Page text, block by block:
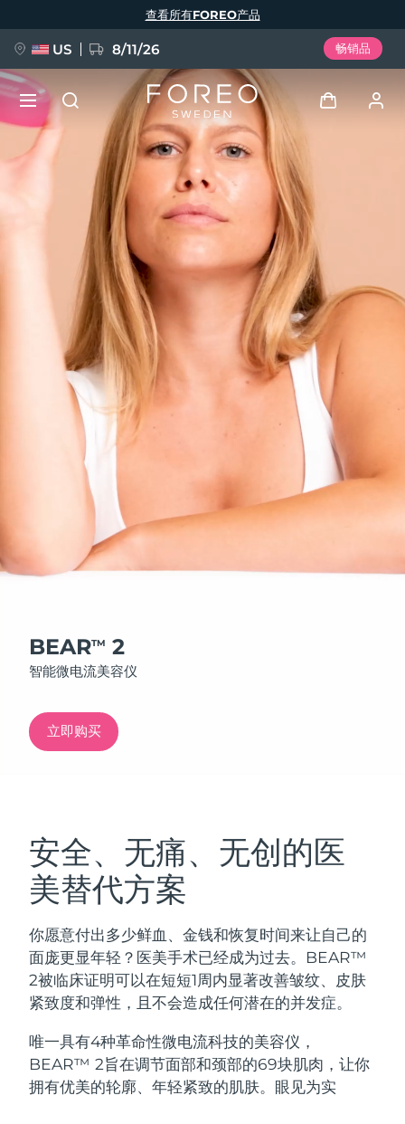
BEARTM 2
智能微电流美容仪
立即购买
安全、无痛、无创的医
美替代方案
你愿意付出多少鲜血、金钱和恢复时间来让自己的
面庞更显年轻？医美手术已经成为过去。BEAR™
2被临床证明可以在短短1周内显著改善皱纹、皮肤
紧致度和弹性，且不会造成任何潜在的并发症。
唯一具有4种革命性微电流科技的美容仪，
BEAR™ 2旨在调节面部和颈部的69块肌肉，让你
拥有优美的轮廓、年轻紧致的肌肤。眼见为实
查看所有FOREO产品
US 8/11/26 畅销品
我的订单
我的地址
我的订阅
新品
FAQ™ Pure Beauty-Tech Elixir
BREAKING NEWS
issa™ Teeth Whitening Set
FAQ™ Dual LED Panel
热门产品
特别优惠
红光疗法
LUNA™ 4 套装
Anti-aging massage
LUNA™ 4 Plus
Massage, LED heating
BEAR™ 2 套装
Microcurrent toning
BEAR™ 2 go
Microcurrent toning on-the-go
UFO™ 3 套装
Deep facial hydration
issa™ 4
Hybrid silicone sonic toothbrush
FAQ™ 抗老护理
Deutsch
Español
Français
Italiano
Português
Svenska
Русский
Türkçe
简体中文 繁體中文
发货国家
预计送达日期8/11/26
预计送达日期
德国
加拿大
奥地利 预计送达日期8/10/26
巴林
比利时 预计送达日期 8/10/26
百慕大 预计送达日期 8/16/26
波斯尼亚和黑塞哥维那 预计送达日期8/13/26
文莱 预计送达日期
保加利亚 预计送达日期8/10/26